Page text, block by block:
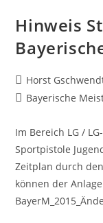
Hinweis
Beitrags-
Autor:
Horst
Beitrags-
Bayerische
Im Bereich LG /
Sportpistole
Zeitplan durch
können der